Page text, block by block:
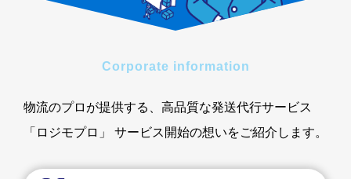
Corporate information
物流のプロが提供する、高品質な発送代行サービス
「ロジモプロ」
サービス開始の想いをご紹介します。